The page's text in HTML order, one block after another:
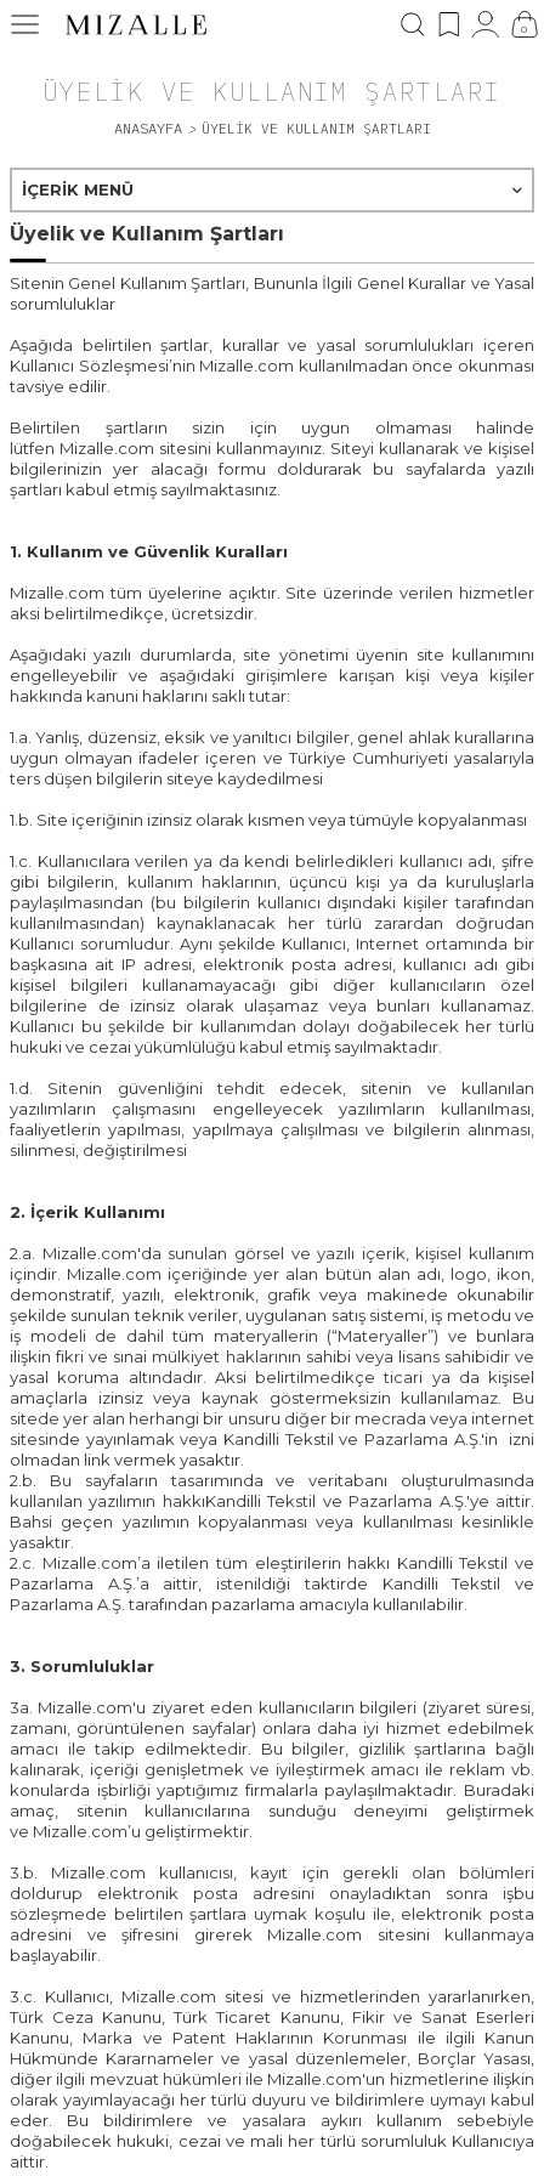
0
ÜYELIK VE KULLANIM ŞARTLARI
ANASAYFA > ÜYELIK VE KULLANIM ŞARTLARI
İÇERIK MENÜ
Üyelik ve Kullanım Şartları
Sitenin Genel Kullanım Şartları, Bununla İlgili Genel Kurallar ve Yasal
sorumluluklar
Aşağıda belirtilen şartlar, kurallar ve yasal sorumlulukları içeren
Kullanıcı Sözleşmesi’nin Mizalle.com kullanılmadan önce okunması
tavsiye edilir.
Belirtilen şartların sizin için uygun olmaması halinde
lütfen Mizalle.com sitesini kullanmayınız. Siteyi kullanarak ve kişisel
bilgilerinizin yer alacağı formu doldurarak bu sayfalarda yazılı
şartları kabul etmiş sayılmaktasınız.
1. Kullanım ve Güvenlik Kuralları
Mizalle.com tüm üyelerine açıktır. Site üzerinde verilen hizmetler
aksi belirtilmedikçe, ücretsizdir.
Aşağıdaki yazılı durumlarda, site yönetimi üyenin site kullanımını
engelleyebilir ve aşağıdaki girişimlere karışan kişi veya kişiler
hakkında kanuni haklarını saklı tutar:
1.a. Yanlış, düzensiz, eksik ve yanıltıcı bilgiler, genel ahlak kurallarına
uygun olmayan ifadeler içeren ve Türkiye Cumhuriyeti yasalarıyla
ters düşen bilgilerin siteye kaydedilmesi
1.b. Site içeriğinin izinsiz olarak kısmen veya tümüyle kopyalanması
1.c. Kullanıcılara verilen ya da kendi belirledikleri kullanıcı adı, şifre
gibi bilgilerin, kullanım haklarının, üçüncü kişi ya da kuruluşlarla
paylaşılmasından (bu bilgilerin kullanıcı dışındaki kişiler tarafından
kullanılmasından) kaynaklanacak her türlü zarardan doğrudan
Kullanıcı sorumludur. Aynı şekilde Kullanıcı, Internet ortamında bir
başkasına ait IP adresi, elektronik posta adresi, kullanıcı adı gibi
kişisel bilgileri kullanamayacağı gibi diğer kullanıcıların özel
bilgilerine de izinsiz olarak ulaşamaz veya bunları kullanamaz.
Kullanıcı bu şekilde bir kullanımdan dolayı doğabilecek her türlü
hukuki ve cezai yükümlülüğü kabul etmiş sayılmaktadır.
1.d. Sitenin güvenliğini tehdit edecek, sitenin ve kullanılan
yazılımların çalışmasını engelleyecek yazılımların kullanılması,
faaliyetlerin yapılması, yapılmaya çalışılması ve bilgilerin alınması,
silinmesi, değiştirilmesi
2. İçerik Kullanımı
2.a. Mizalle.com'da sunulan görsel ve yazılı içerik, kişisel kullanım
içindir. Mizalle.com içeriğinde yer alan bütün alan adı, logo, ikon,
demonstratif, yazılı, elektronik, grafik veya makinede okunabilir
şekilde sunulan teknik veriler, uygulanan satış sistemi, iş metodu ve
iş modeli de dahil tüm materyallerin (“Materyaller”) ve bunlara
ilişkin fikri ve sınai mülkiyet haklarının sahibi veya lisans sahibidir ve
yasal koruma altındadır. Aksi belirtilmedikçe ticari ya da kişisel
amaçlarla izinsiz veya kaynak göstermeksizin kullanılamaz. Bu
sitede yer alan herhangi bir unsuru diğer bir mecrada veya internet
sitesinde yayınlamak veya Kandilli Tekstil ve Pazarlama A.Ş.'in izni
olmadan link vermek yasaktır.
2.b. Bu sayfaların tasarımında ve veritabanı oluşturulmasında
kullanılan yazılımın hakkıKandilli Tekstil ve Pazarlama A.Ş.'ye aittir.
Bahsi geçen yazılımın kopyalanması veya kullanılması kesinlikle
yasaktır.
2.c. Mizalle.com’a iletilen tüm eleştirilerin hakkı Kandilli Tekstil ve
Pazarlama A.Ş. ’a aittir, istenildiği taktirde Kandilli Tekstil ve
Pazarlama A.Ş. tarafından pazarlama amacıyla kullanılabilir.
3. Sorumluluklar
3a. Mizalle.com'u ziyaret eden kullanıcıların bilgileri (ziyaret süresi,
zamanı, görüntülenen sayfalar) onlara daha iyi hizmet edebilmek
amacı ile takip edilmektedir. Bu bilgiler, gizlilik şartlarına bağlı
kalınarak, içeriği genişletmek ve iyileştirmek amacı ile reklam vb.
konularda işbirliği yaptığımız firmalarla paylaşılmaktadır. Buradaki
amaç, sitenin kullanıcılarına sunduğu deneyimi geliştirmek
ve Mizalle.com’u geliştirmektir.
3.b. Mizalle.com kullanıcısı, kayıt için gerekli olan bölümleri
doldurup elektronik posta adresini onayladıktan sonra işbu
sözleşmede belirtilen şartlara uymak koşulu ile, elektronik posta
adresini ve şifresini girerek Mizalle.com sitesini kullanmaya
başlayabilir.
3.c. Kullanıcı, Mizalle.com sitesi ve hizmetlerinden yararlanırken,
Türk Ceza Kanunu, Türk Ticaret Kanunu, Fikir ve Sanat Eserleri
Kanunu, Marka ve Patent Haklarının Korunması ile ilgili Kanun
Hükmünde Kararnameler ve yasal düzenlemeler, Borçlar Yasası,
diğer ilgili mevzuat hükümleri ile Mizalle.com'un hizmetlerine ilişkin
olarak yayımlayacağı her türlü duyuru ve bildirimlere uymayı kabul
eder. Bu bildirimlere ve yasalara aykırı kullanım sebebiyle
doğabilecek hukuki, cezai ve mali her türlü sorumluluk Kullanıcıya
aittir.